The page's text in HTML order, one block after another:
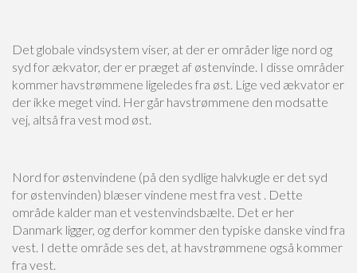
Det globale vindsystem viser, at der er områder lige nord og
syd for ækvator, der er præget af østenvinde. I disse områder
kommer havstrømmene ligeledes fra øst. Lige ved ækvator er
der ikke meget vind. Her går havstrømmene den modsatte
vej, altså fra vest mod øst.
Nord for østenvindene (på den sydlige halvkugle er det syd
for østenvinden) blæser vindene mest fra vest . Dette
område kalder man et vestenvindsbælte. Det er her
Danmark ligger, og derfor kommer den typiske danske vind fra
vest. I dette område ses det, at havstrømmene også kommer
fra vest.